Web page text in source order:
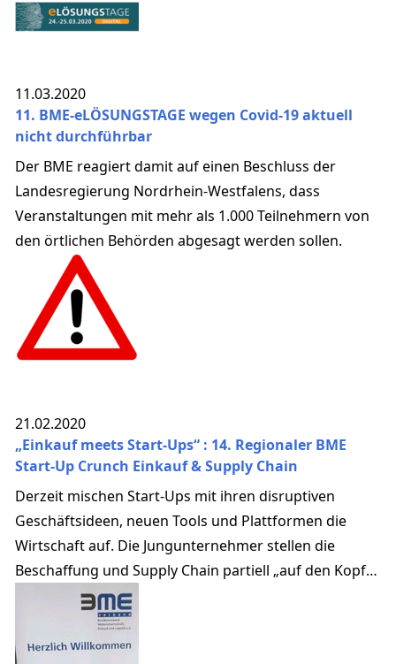
sagen Ihnen wie!
11.03.2020
11. BME-eLÖSUNGSTAGE wegen Covid-19 aktuell
nicht durchführbar
Der BME reagiert damit auf einen Beschluss der
Landesregierung Nordrhein-Westfalens, dass
Veranstaltungen mit mehr als 1.000 Teilnehmern von
den örtlichen Behörden abgesagt werden sollen.
21.02.2020
„Einkauf meets Start-Ups“ : 14. Regionaler BME
Start-Up Crunch Einkauf & Supply Chain
Derzeit mischen Start-Ups mit ihren disruptiven
Geschäftsideen, neuen Tools und Plattformen die
Wirtschaft auf. Die Jungunternehmer stellen die
Beschaffung und Supply Chain partiell „auf den Kopf“
und schöpfen brachliegende Potenziale aus.